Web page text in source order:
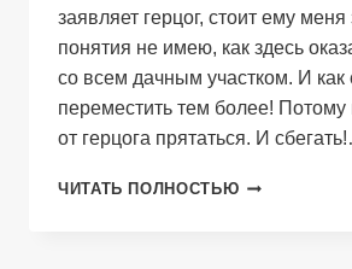
заявляет герцог, стоит ему
понятия не имею, как здесь
со всем дачным участком. И как
переместить тем более!
от герцога прятаться. И
ЧИТАТЬ ПОЛНОСТЬЮ ОГОРОД